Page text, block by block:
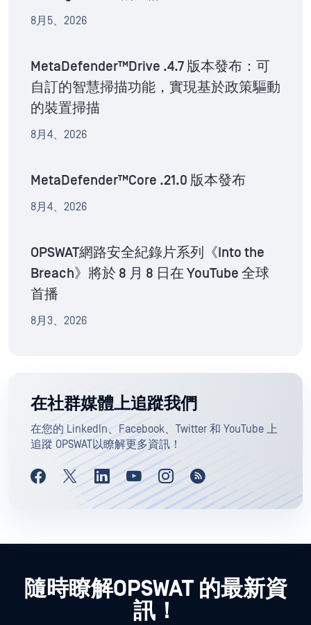
8月5、2026
MetaDefender™Drive .4.7 版本發布：可
自訂的智慧掃描功能，實現基於政策驅動
的裝置掃描
8月4、2026
MetaDefender™Core .21.0 版本發布
8月4、2026
OPSWAT網路安全紀錄片系列《Into the
Breach》將於 8 月 8 日在 YouTube 全球
首播
8月3、2026
在社群媒體上追蹤我們
在您的 LinkedIn、Facebook、Twitter 和 YouTube 上
追蹤 OPSWAT以瞭解更多資訊！
隨時瞭解OPSWAT 的最新資
訊！